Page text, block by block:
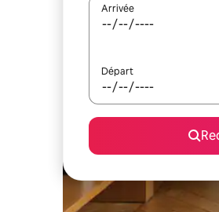
Arrivée
Départ